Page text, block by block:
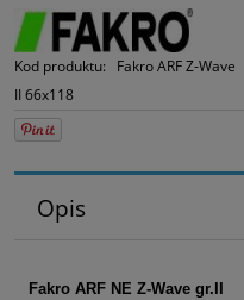
Kod produktu:
Fakro ARF Z-Wave
II 66x118
Opis
Fakro ARF NE Z-Wave gr.II